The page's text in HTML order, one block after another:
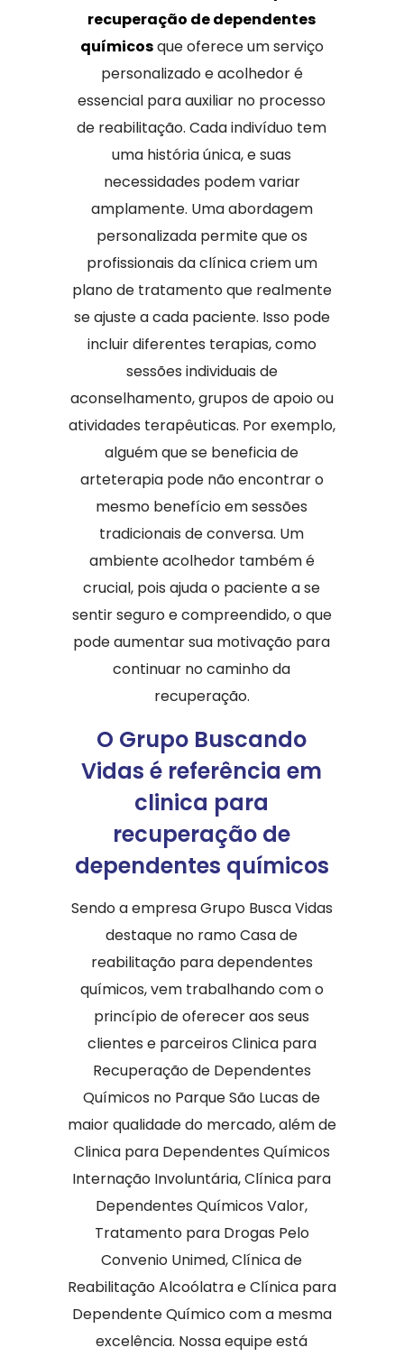
recuperação de dependentes
químicosque oferece um serviço
personalizado e acolhedor é
essencial para auxiliar no processo
de reabilitação. Cada indivíduo tem
uma história única, e suas
necessidades podem variar
amplamente. Uma abordagem
personalizada permite que os
profissionais da clínica criem um
plano de tratamento que realmente
se ajuste a cada paciente. Isso pode
incluir diferentes terapias, como
sessões individuais de
aconselhamento, grupos de apoio ou
atividades terapêuticas. Por exemplo,
alguém que se beneficia de
arteterapia pode não encontrar o
mesmo benefício em sessões
tradicionais de conversa. Um
ambiente acolhedor também é
crucial, pois ajuda o paciente a se
sentir seguro e compreendido, o que
pode aumentar sua motivação para
continuar no caminho da
recuperação.
O Grupo Buscando
Vidas é referência em
clinica para
recuperação de
dependentes químicos
Sendo a empresa Grupo Busca Vidas
destaque no ramo Casa de
reabilitação para dependentes
químicos, vem trabalhando com o
princípio de oferecer aos seus
clientes e parceiros Clinica para
Recuperação de Dependentes
Químicos no Parque São Lucas de
maior qualidade do mercado, além de
Clinica para Dependentes Químicos
Internação Involuntária, Clínica para
Dependentes Químicos Valor,
Tratamento para Drogas Pelo
Convenio Unimed, Clínica de
Reabilitação Alcoólatra e Clínica para
Dependente Químico com a mesma
excelência. Nossa equipe está